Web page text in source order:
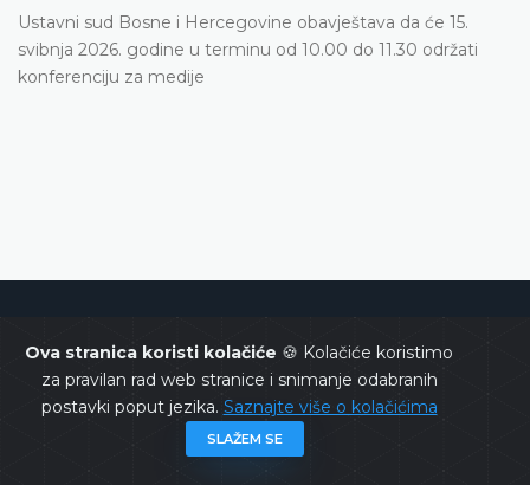
Ova stranica koristi kolačiće 🍪 Kolačiće koristimo
za pravilan rad web stranice i snimanje odabranih
postavki poput jezika. Saznajte više o kolačićima
SLAŽEM SE
Ustavni sud Bosne i Hercegovine obavještava da će 15.
svibnja 2026. godine u terminu od 10.00 do 11.30 održati
konferenciju za medije
Ustavni sud BiH